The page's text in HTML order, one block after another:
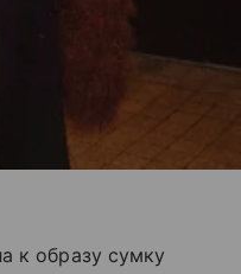
к образу сумку